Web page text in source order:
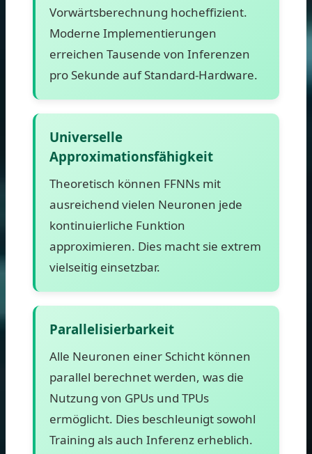
Vorwärtsberechnung hocheffizient.
Moderne Implementierungen
erreichen Tausende von Inferenzen
pro Sekunde auf Standard-Hardware.
Universelle
Approximationsfähigkeit
Theoretisch können FFNNs mit
ausreichend vielen Neuronen jede
kontinuierliche Funktion
approximieren. Dies macht sie extrem
vielseitig einsetzbar.
Parallelisierbarkeit
Alle Neuronen einer Schicht können
parallel berechnet werden, was die
Nutzung von GPUs und TPUs
ermöglicht. Dies beschleunigt sowohl
Training als auch Inferenz erheblich.